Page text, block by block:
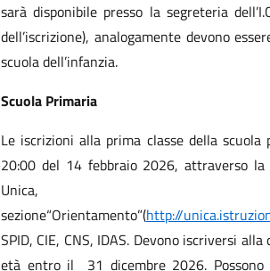
sarà disponibile presso la segreteria
dell’iscrizione), analogamente devono
scuola dell’infanzia.
Scuola Primaria
Le iscrizioni alla prima classe della
20:00 del 14 febbraio 2026, attraverso
Unica,
sezione“Orientamento”(http://
SPID, CIE, CNS, IDAS. Devono iscriversi
età entro il 31 dicembre 2026. Possono